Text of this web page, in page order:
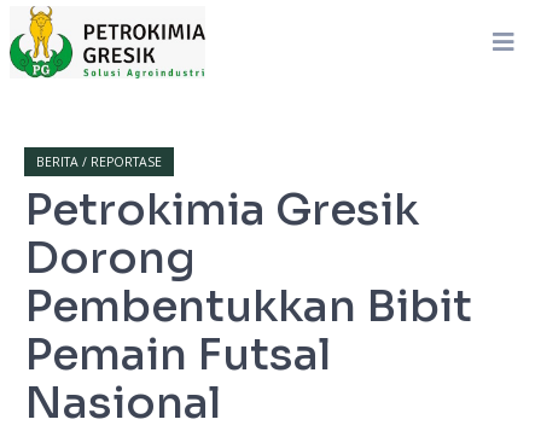
BERITA / REPORTASE
Petrokimia Gresik
Dorong
Pembentukkan Bibit
Pemain Futsal
Nasional